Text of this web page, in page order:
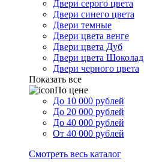
Двери серого цвета
Двери синего цвета
Двери темные
Двери цвета венге
Двери цвета Дуб
Двери цвета Шоколад
Двери черного цвета
Показать все
По цене
До 10 000 рублей
До 20 000 рублей
До 40 000 рублей
От 40 000 рублей
Смотреть весь каталог